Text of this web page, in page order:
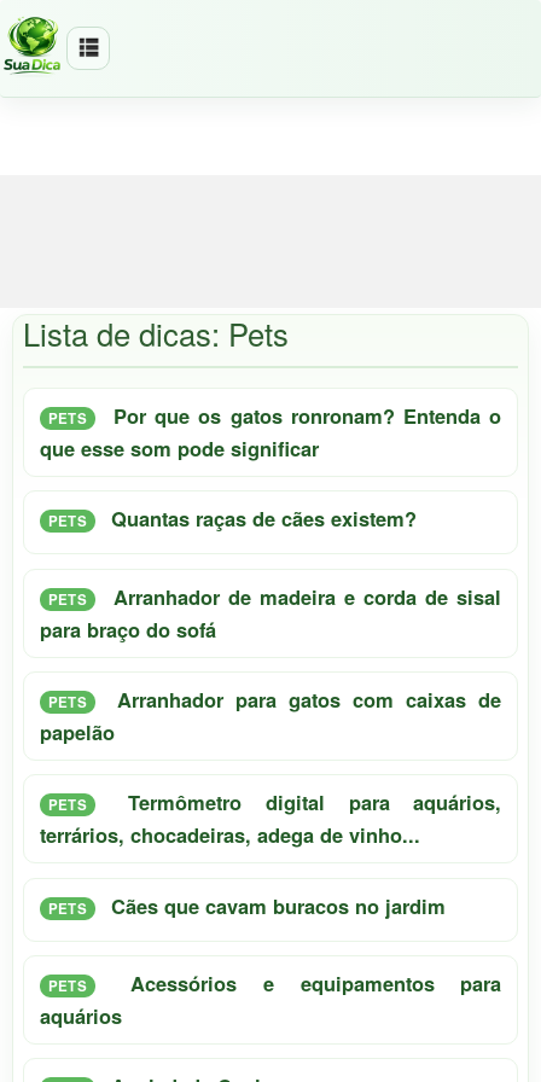
Lista de dicas: Pets
PETS
Por que os gatos ronronam? Entenda o
que esse som pode significar
PETS Quantas raças de cães existem?
PETS
Arranhador de madeira e corda de sisal
para braço do sofá
PETS
Arranhador para gatos com caixas de
papelão
PETS
Termômetro digital para aquários,
terrários, chocadeiras, adega de vinho...
PETS Cães que cavam buracos no jardim
PETS
Acessórios e equipamentos para
aquários